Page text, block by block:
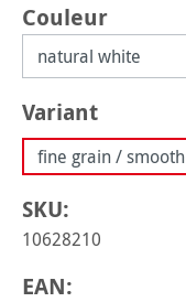
Sélectionnez
Couleur
Sélectionnez
Variant
fine grain / smooth
SKU:
10628210
EAN: